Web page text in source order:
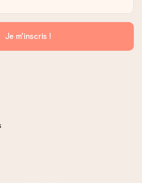
Je m'inscris !